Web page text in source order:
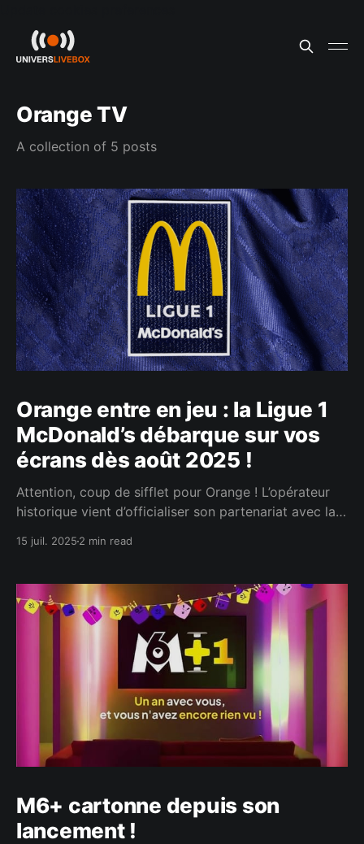
Orange TV
A collection of 5 posts
Orange entre en jeu : la Ligue 1
McDonald’s débarque sur vos
écrans dès août 2025 !
Attention, coup de sifflet pour Orange ! L’opérateur
historique vient d’officialiser son partenariat avec la
août 2025 sur sa plateforme Ligue 1+. Une nouvelle
15 juil. 2025 2 min read
M6+ cartonne depuis son
lancement !